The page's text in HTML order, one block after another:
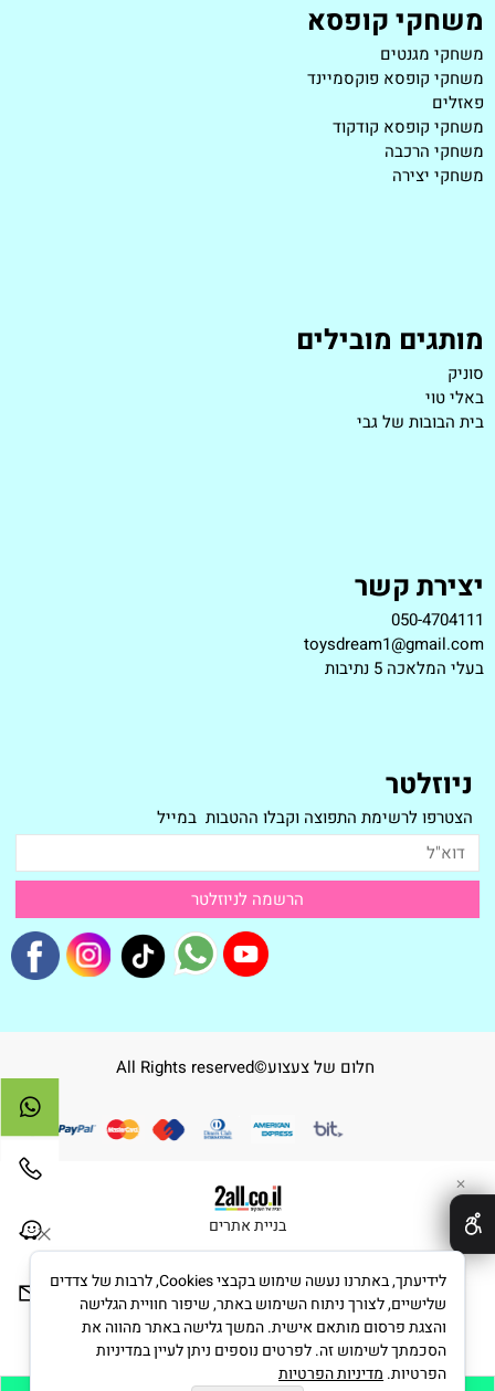
משחקי קופסא
משחקי מגנטים
משחקי קופסא פוקסמיינד
פאזלים
משחקי קופסא קודקוד
משחקי הרכבה
משחקי יצירה
מותגים מובילים
סוניק
באלי טוי
בית הבובות של גבי
יצירת קשר
050-4704111
toysdream1@gmail.com
בעלי המלאכה 5 נתיבות
ניוזלטר
הצטרפו לרשימת התפוצה וקבלו ההטבות במייל
חלום של צעצוע©All Rights reserved
בניית אתרים
✕
לידיעתך, באתרנו נעשה שימוש בקבצי Cookies, לרבות של צדדים
שלישיים, לצורך ניתוח השימוש באתר, שיפור חוויית הגלישה
והצגת פרסום מותאם אישית. המשך גלישה באתר מהווה את
הסכמתך לשימוש זה. לפרטים נוספים ניתן לעיין במדיניות
הפרטיות. מדיניות הפרטיות